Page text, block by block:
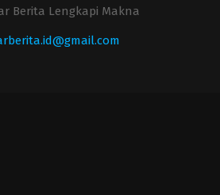
Berita Lengkapi Makna